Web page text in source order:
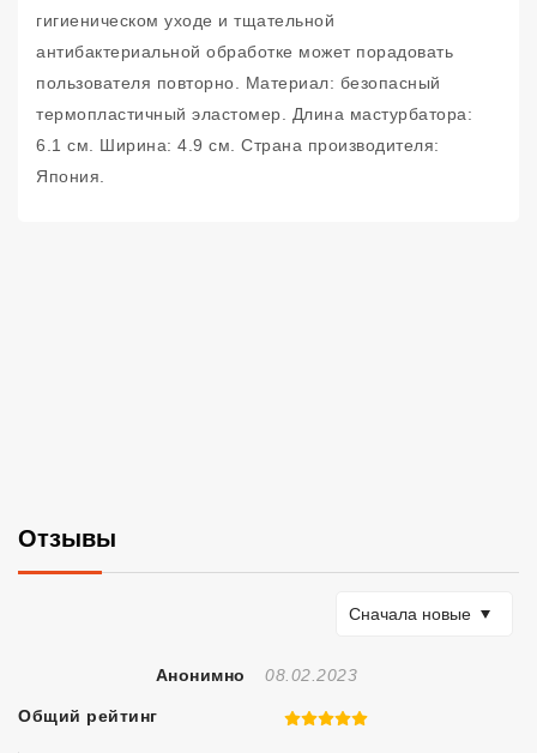
гигиеническом уходе и тщательной
антибактериальной обработке может порадовать
пользователя повторно. Материал: безопасный
термопластичный эластомер. Длина мастурбатора:
6.1 см. Ширина: 4.9 см. Страна производителя:
Япония.
Отзывы
Сортировать по
Сначала новые
Анонимно Отзыв Создан
08.02.2023
Общий рейтинг 5 из 5